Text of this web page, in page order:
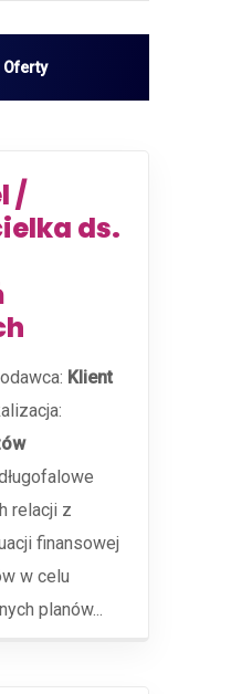
/
ds.
Klient
relacji z
finansowej
w celu
planów...